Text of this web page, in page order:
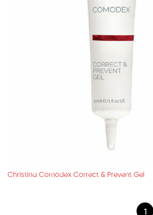
Christina Comodex Correct & Prevent Gel
1